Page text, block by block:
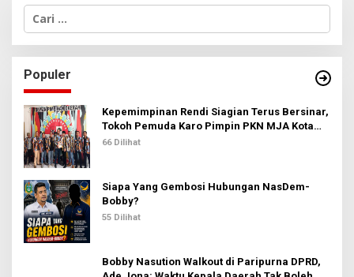
C
i
u
n
t
u
k
:
Populer
Kepemimpinan Rendi Siagian Terus Bersinar,
Tokoh Pemuda Karo Pimpin PKN MJA Kota
Medan
66 Dilihat
Siapa Yang Gembosi Hubungan NasDem-
Bobby?
55 Dilihat
Bobby Nasution Walkout di Paripurna DPRD,